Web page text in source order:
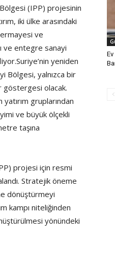
(IPP) projesinin
iki ülke arasındaki
ve
ve entegre sanayi
yeniden
Bölgesi, yalnızca bir
göstergesi olacak.
gruplarından
ve büyük ölçekli
taşına
projesi için resmi
Stratejik öneme
dönüştürmeyi
kampı niteliğinden
yönündeki